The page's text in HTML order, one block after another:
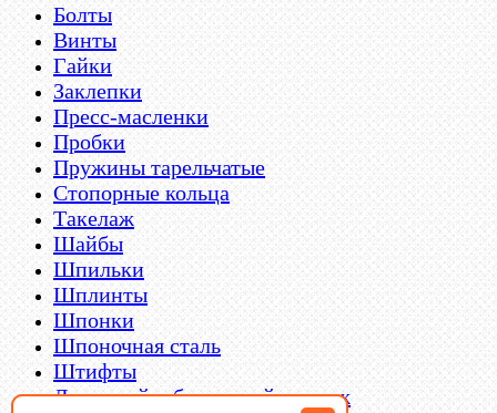
Болты
Винты
Гайки
Заклепки
Пресс-масленки
Пробки
Пружины тарельчатые
Стопорные кольца
Такелаж
Шайбы
Шпильки
Шплинты
Шпонки
Шпоночная сталь
Штифты
Латунный и бронзовый крепеж